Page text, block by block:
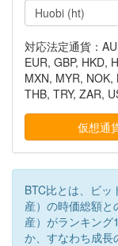
対応法定通貨：
EUR, GBP, HKD,
MXN, MYR, NOK,
THB, TRY, ZAR,
BTC比とは、ビッ
産）の時価総額
産）がランキング
か、すなわち成長